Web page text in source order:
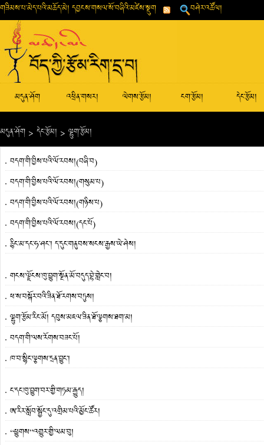
གཟིམས་པ་མེད་པའི་མཆོད་མེ། དབྱངས་གསལ་སོ་བཞིའི་མཛེས་སྡུག བཤེར་འཚོལ།
མདུན་ཤོག འཕྲིན་གསར། ལེགས་རྩོམ། ངག་རྩོམ། དེང་རྩོམ།
མདུན་ཤོག > དེང་རྩོམ། > ལྷུག་རྩོམ།
བདག་གི་བྱིས་པའི་ལོ་རབས།(བཞི་བ)
བདག་གི་བྱིས་པའི་ལོ་རབས།(གསུམ་པ)
བདག་གི་བྱིས་པའི་ལོ་རབས།(གཉིས་པ)
བདག་གི་བྱིས་པའི་ལོ་རབས།(དང་པོ)
རྙིང་མ་དང་ཧ་ཤང་། ད་དུང་གནུབས་སངས་རྒྱས་ཡེ་ཤེས།
གངས་ལྗོངས་ཁུ་བྱུག་སྔོན་མོ་བདུད་བྷེ་གླེང་བ།
ཕ་ས་བསྐོར་བའི་ཟིན་ཐོ་རགས་བཏུས།
ལྷུག་རྩོམ་རིང་མོ། དབུས་མཇལ་ཟིན་ཐོ་ལྕགས་ཐག་མ།
བདག་གི་ལས་རོགས་བཟང་པོ།
ཁ་བ་སྙིང་ལྕགས་དྲན་བྱུང་།
ང་དང་ཁུ་བྱུག་བར་གྱི་གཏམ་རྒྱུད།
ཨ་རིར་སློབ་སྦྱོང་དུ་འགྲིམ་པའི་མྱོང་ཚོར།
“ཕྱུགས”འགྱུར་གྱི་ལམ་བུ།